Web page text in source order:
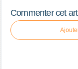
Commenter cet